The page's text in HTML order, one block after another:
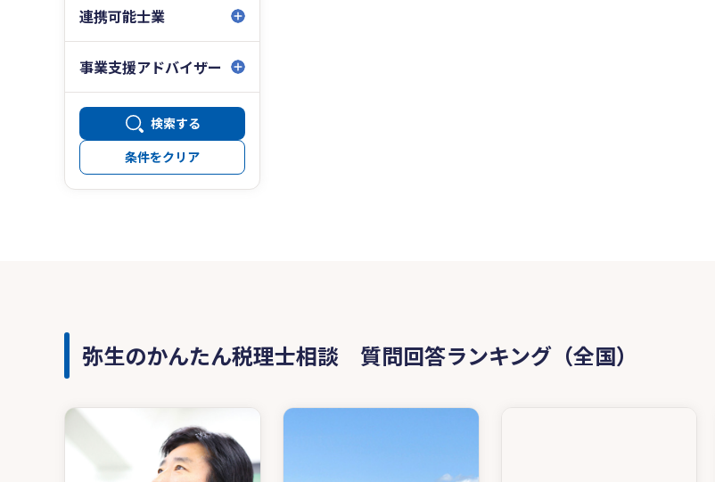
連携可能士業
事業支援アドバイザー
検索する
条件をクリア
弥生のかんたん税理士相談 質問回答ランキング（全国）